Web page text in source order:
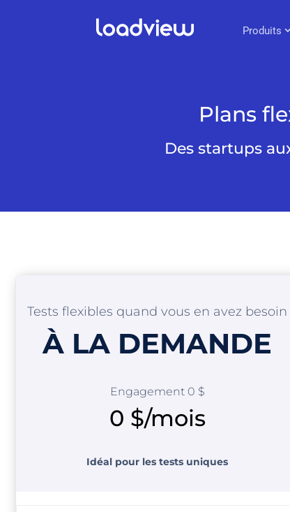
Produits
Plans
Des startups
Tests flexibles quand vous en avez besoin
À LA DEMANDE
Engagement 0 $
0 $/mois
Idéal pour les tests uniques